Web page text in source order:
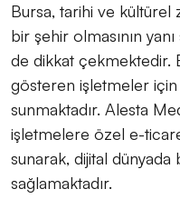
Bursa, tarihi ve kültürel
bir şehir olmasının
de dikkat çekmektedir.
gösteren işletmeler için
sunmaktadır. Alesta
işletmelere özel e-
sunarak, dijital dünyada
sağlamaktadır.